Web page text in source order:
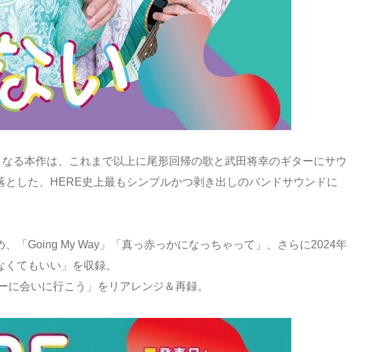
る本作は、これまで以上に尾形回帰の歌と武田将幸のギターにサウ
した、HERE史上最もシンプルかつ剥き出しのバンドサウンドに
「Going My Way」「真っ赤っかになっちゃって」、さらに2024年
てもいい」を収録。
会いに行こう」をリアレンジ＆再録。